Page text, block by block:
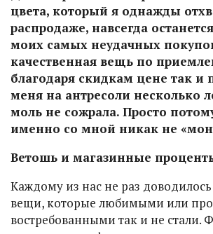
цвета, который я однажды
распродаже, навсегда
моих самых неудачных
качественная вещь по
благодаря скидкам цене так и
меня на антресоли несколько
моль не сожрала. Просто
именно со мной никак не
Ветошь и магазинные
Каждому из нас не раз
вещи, которые любимыми или
востребованными так и не стали.